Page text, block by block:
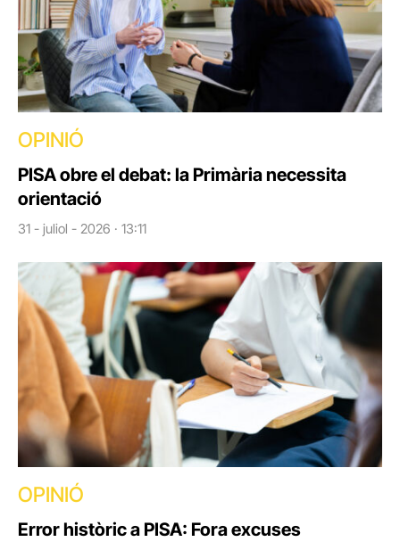
OPINIÓ
PISA obre el debat: la Primària necessita
orientació
31 - juliol - 2026 · 13:11
OPINIÓ
Error històric a PISA: Fora excuses